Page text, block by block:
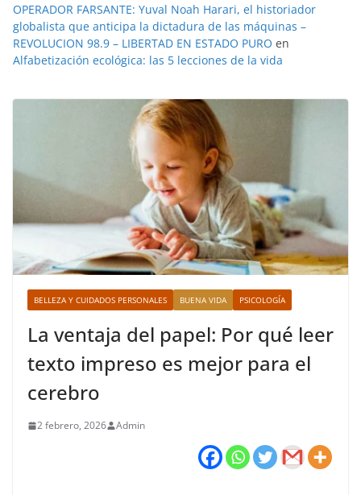
OPERADOR FARSANTE: Yuval Noah Harari, el historiador
globalista que anticipa la dictadura de las máquinas –
REVOLUCION 98.9 – LIBERTAD EN ESTADO PURO en
Alfabetización ecológica: las 5 lecciones de la vida
BELLEZA Y CUIDADOS PERSONALES BUENA VIDA PSICOLOGÍA
La ventaja del papel: Por qué leer
texto impreso es mejor para el
cerebro
2 febrero, 2026 Admin